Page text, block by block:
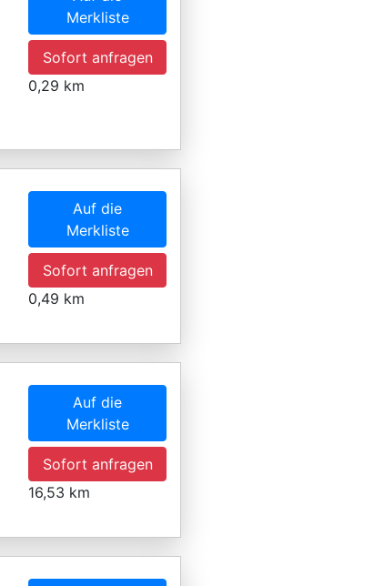
Merkliste
Sofort anfragen
0,29 km
Auf die
Merkliste
Sofort anfragen
0,49 km
Auf die
Merkliste
Sofort anfragen
16,53 km